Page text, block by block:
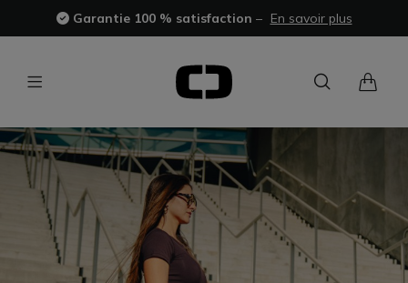
Garantie 100 % satisfaction – En savoir plus